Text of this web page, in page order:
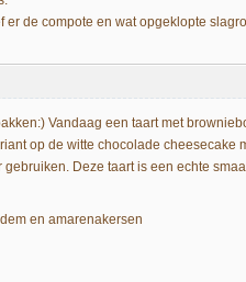
er de compote en wat opgeklopte
Vandaag een taart met
op de witte chocolade cheesecake
Deze taart is een echte
en amarenakersen